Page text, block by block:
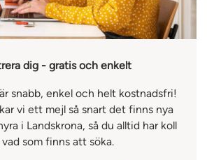
dig - gratis och enkelt
snabb, enkel och helt kostnadsfri!
vi ett mejl så snart det finns nya
i Landskrona, så du alltid har koll
vad som finns att söka.